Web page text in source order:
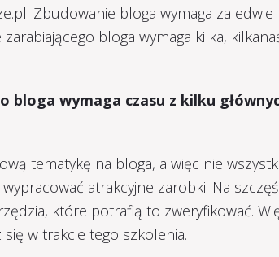
Zbudowanie bloga wymaga zaledwie
bloga wymaga kilka,
bloga wymaga czasu z kilku
tematykę na bloga, a więc nie
atrakcyjne zarobki. Na
które potrafią to zweryfikować.
w trakcie tego szkolenia.